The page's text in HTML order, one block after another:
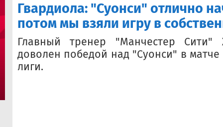
Гвардиола: "Суонси" отлично
потом мы взяли игру в
Главный тренер "Манчестер Сити"
доволен победой над "Суонси" в матче
лиги.